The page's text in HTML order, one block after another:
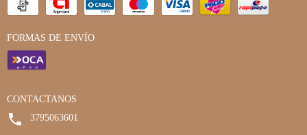
FORMAS DE ENVÍO
CONTACTANOS
3795063601